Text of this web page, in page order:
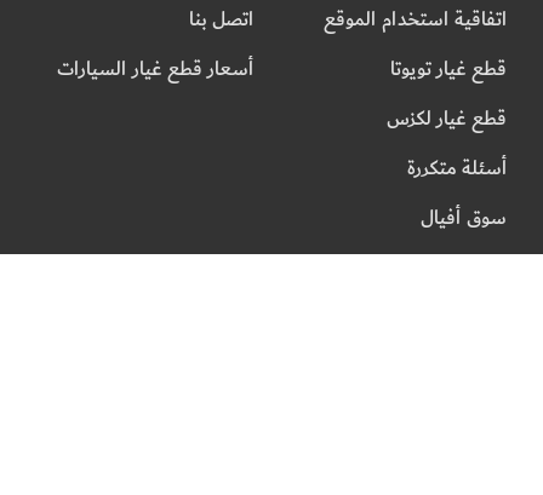
اتفاقية استخدام الموقع
قطع غيار تويوتا
قطع غيار لكزس
أسئلة متكررة
سوق أفيال
اتصل بنا
أسعار قطع غيار السيارات